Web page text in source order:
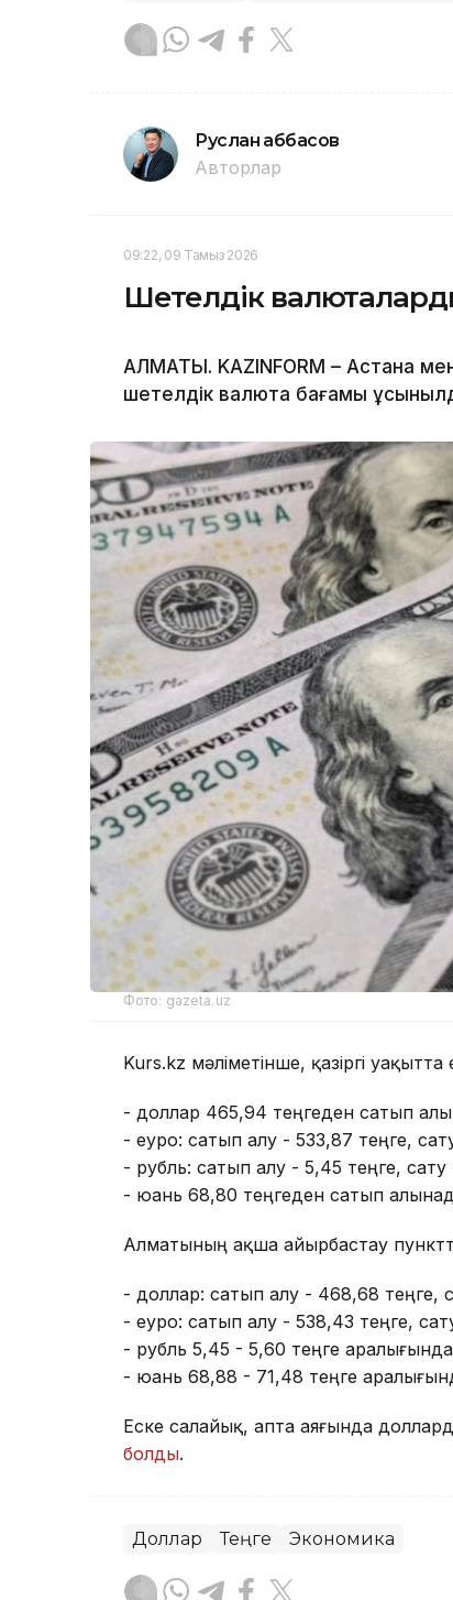
Руслан Ғаббасов
Авторлар
09:22, 09 Тамыз 2026
Шетелдік
АЛМАТЫ. KAZINFORM – Астана
шетелдік валюта бағамы
Фото: gazeta.uz
Kurs.kz мәліметінше, қазіргі
- доллар 465,94 теңгеден сатып
- еуро: сатып алу - 533,87 теңге,
- рубль: сатып алу - 5,45 теңге, сату
- юань 68,80 теңгеден сатып
Алматының ақша айырбастау
- доллар: сатып алу - 468,68 теңге,
- еуро: сатып алу - 538,43 теңге,
- рубль 5,45 - 5,60 теңге
- юань 68,88 - 71,48 теңге
Еске салайық, апта аяғында
болды.
Доллар Теңге Экономика